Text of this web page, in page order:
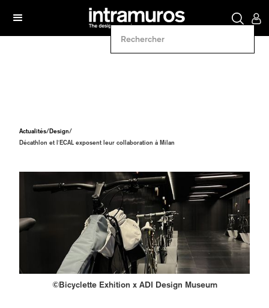
Actualités/Design/
Décathlon et l'ECAL exposent leur collaboration à Milan
©Bicyclette Exhition x ADI Design Museum